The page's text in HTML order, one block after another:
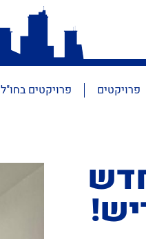
פרויקטים פרויקטים בחו"ל